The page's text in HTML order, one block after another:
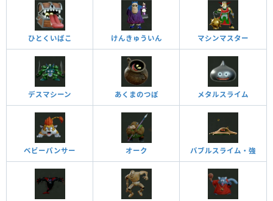
ひとくいばこ けんきゅういん マシンマスター
デスマシーン あくまのつぼ メタルスライム
ベビーパンサー オーク バブルスライム・強